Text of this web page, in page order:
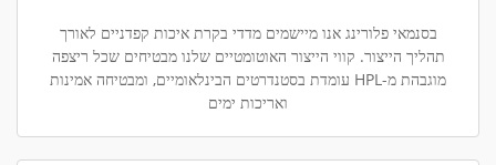
בסנמאי פלורינג אנו מיישמים מדדי בקרת איכות קפדניים לאורך
תהליך הייצור. קווי הייצור האוטומטיים שלנו מבטיחים שכל ריצפה
מוגבהת מ-HPL עומדת בסטנדרטים הבינלאומיים, ומבטיחה אמינות
ואריכות ימים